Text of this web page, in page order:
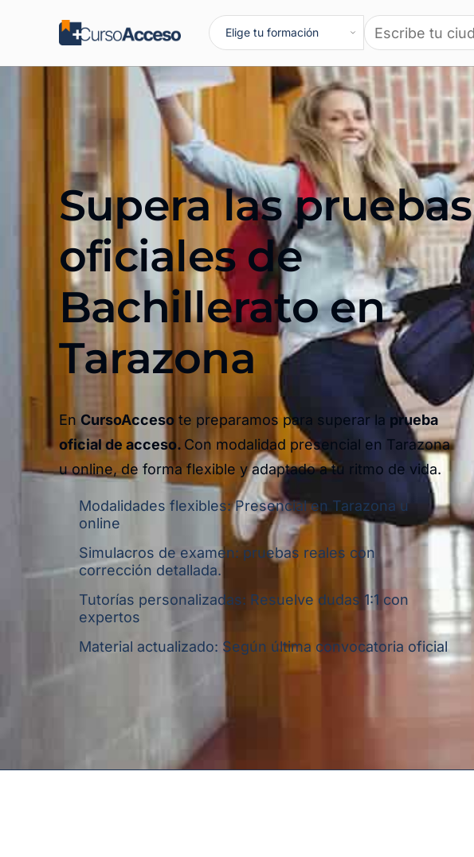
Supera las pruebas
oficiales de
Bachillerato en
Tarazona
En CursoAcceso te preparamos para superar la prueba
oficial de acceso. Con modalidad presencial en Tarazona
u online, de forma flexible y adaptado a tu ritmo de vida.
Modalidades flexibles: Presencial en Tarazona u
online
Simulacros de examen: pruebas reales con
corrección detallada.
Tutorías personalizadas: Resuelve dudas 1:1 con
expertos
Material actualizado: Según última convocatoria oficial